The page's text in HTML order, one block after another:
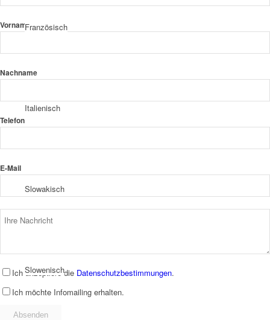
Französisch
Italienisch
Slowakisch
Slowenisch
Vorname
Nachname
Telefon
E-Mail
Ich akzeptiere die Datenschutzbestimmungen.
Ich möchte Infomailing erhalten.